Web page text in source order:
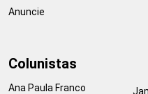
Anuncie
Colunistas
Ana Paula Franco